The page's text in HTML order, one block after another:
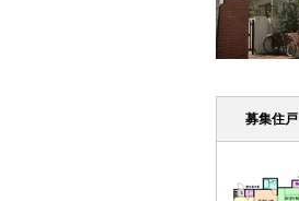
募集住戸